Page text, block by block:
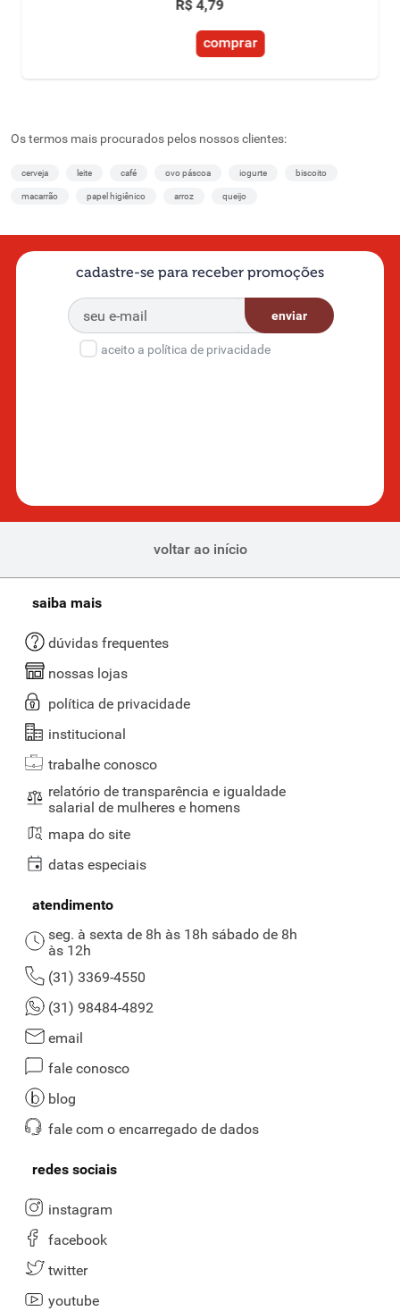
R$ 4,79
comprar
Os termos mais procurados pelos nossos clientes:
cerveja leite café ovo páscoa iogurte biscoito
macarrão papel higiênico arroz queijo
cadastre-se para receber promoções
enviar
aceito a política de privacidade
voltar ao início
saiba mais
dúvidas frequentes
nossas lojas
política de privacidade
institucional
trabalhe conosco
relatório de transparência e igualdade
salarial de mulheres e homens
mapa do site
datas especiais
atendimento
seg. à sexta de 8h às 18h sábado de 8h
às 12h
(31) 3369-4550
(31) 98484-4892
email
fale conosco
blog
fale com o encarregado de dados
redes sociais
instagram
facebook
twitter
youtube